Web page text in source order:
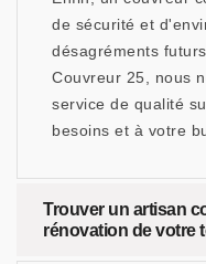
de sécurité et
désagréments
Couvreur 25, nous
service de qualité
besoins et à votre
Trouver un artisan
rénovation de votre